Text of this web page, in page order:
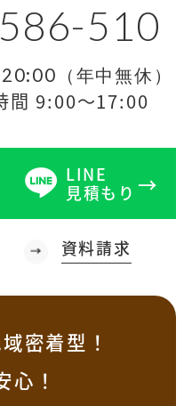
510
（年中無休）
間 9:00～17:00
LINE
見積もり
資料請求
密着型！
心！